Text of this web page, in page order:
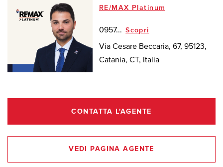
RE/MAX Platinum
0957... Scopri
Via Cesare Beccaria, 67, 95123,
Catania, CT, Italia
CONTATTA L'AGENTE
VEDI PAGINA AGENTE